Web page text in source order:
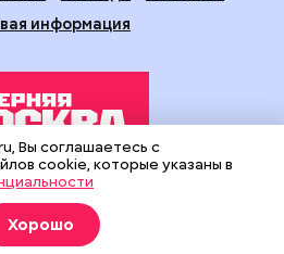
информация
поддержке Департамента
и рекламы города Москвы.
технологии
предоставления информации
Вы соглашаетесь с
cookie, которые указаны в
Хорошо